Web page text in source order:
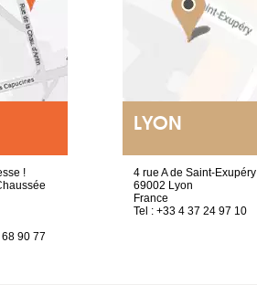
!
90 77
LYON
4 rue A de Saint-Exupéry
69002 Lyon
France
Tel : +33 4 37 24 97 10